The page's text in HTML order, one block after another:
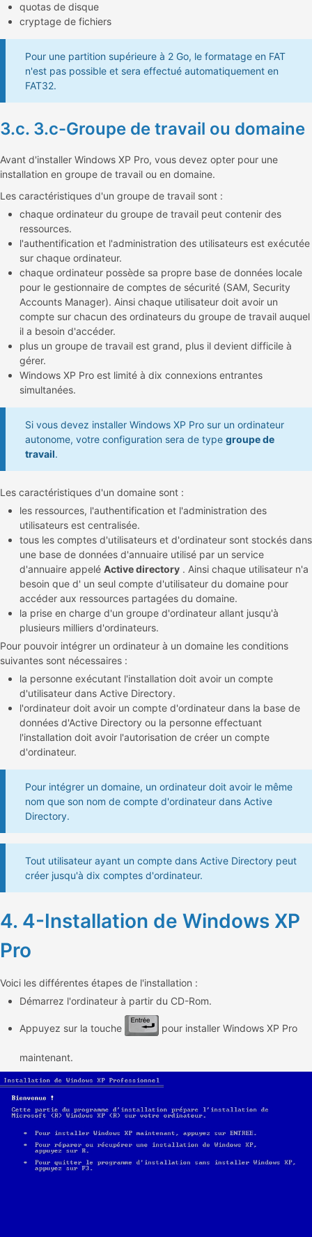
quotas de disque
cryptage de fichiers
Pour une partition supérieure à 2 Go, le formatage en FAT
n'est pas possible et sera effectué automatiquement en
FAT32.
3.c. 3.c-Groupe de travail ou domaine
Avant d'installer Windows XP Pro, vous devez opter pour une
installation en groupe de travail ou en domaine.
Les caractéristiques d'un groupe de travail sont :
chaque ordinateur du groupe de travail peut contenir des
ressources.
l'authentification et l'administration des utilisateurs est exécutée
sur chaque ordinateur.
chaque ordinateur possède sa propre base de données locale
pour le gestionnaire de comptes de sécurité (SAM, Security
Accounts Manager). Ainsi chaque utilisateur doit avoir un
compte sur chacun des ordinateurs du groupe de travail auquel
il a besoin d'accéder.
plus un groupe de travail est grand, plus il devient difficile à
gérer.
Windows XP Pro est limité à dix connexions entrantes
simultanées.
Si vous devez installer Windows XP Pro sur un ordinateur
autonome, votre configuration sera de type groupe de
travail.
Les caractéristiques d'un domaine sont :
les ressources, l'authentification et l'administration des
utilisateurs est centralisée.
tous les comptes d'utilisateurs et d'ordinateur sont stockés dans
une base de données d'annuaire utilisé par un service
d'annuaire appelé Active directory . Ainsi chaque utilisateur n'a
besoin que d' un seul compte d'utilisateur du domaine pour
accéder aux ressources partagées du domaine.
la prise en charge d'un groupe d'ordinateur allant jusqu'à
plusieurs milliers d'ordinateurs.
Pour pouvoir intégrer un ordinateur à un domaine les conditions
suivantes sont nécessaires :
la personne exécutant l'installation doit avoir un compte
d'utilisateur dans Active Directory.
l'ordinateur doit avoir un compte d'ordinateur dans la base de
données d'Active Directory ou la personne effectuant
l'installation doit avoir l'autorisation de créer un compte
d'ordinateur.
Pour intégrer un domaine, un ordinateur doit avoir le même
nom que son nom de compte d'ordinateur dans Active
Directory.
Tout utilisateur ayant un compte dans Active Directory peut
créer jusqu'à dix comptes d'ordinateur.
4. 4-Installation de Windows XP
Pro
Voici les différentes étapes de l'installation :
Démarrez l'ordinateur à partir du CD-Rom.
Appuyez sur la touche pour installer Windows XP Pro
maintenant.